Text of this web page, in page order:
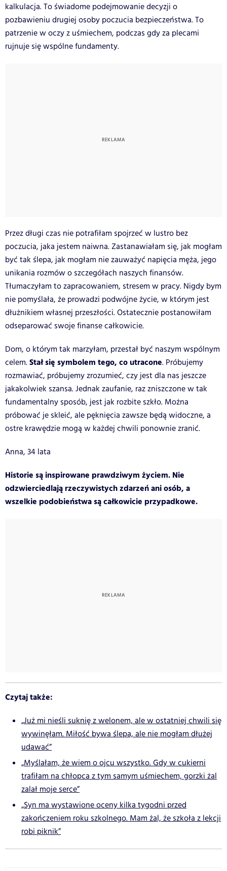
kalkulacja. To świadome podejmowanie decyzji o
pozbawieniu drugiej osoby poczucia bezpieczeństwa. To
patrzenie w oczy z uśmiechem, podczas gdy za plecami
rujnuje się wspólne fundamenty.
Przez długi czas nie potrafiłam spojrzeć w lustro bez
poczucia, jaka jestem naiwna. Zastanawiałam się, jak mogłam
być tak ślepa, jak mogłam nie zauważyć napięcia męża, jego
unikania rozmów o szczegółach naszych finansów.
Tłumaczyłam to zapracowaniem, stresem w pracy. Nigdy bym
nie pomyślała, że prowadzi podwójne życie, w którym jest
dłużnikiem własnej przeszłości. Ostatecznie postanowiłam
odseparować swoje finanse całkowicie.
Dom, o którym tak marzyłam, przestał być naszym wspólnym
celem.Stał się symbolem tego, co utracone. Próbujemy
rozmawiać, próbujemy zrozumieć, czy jest dla nas jeszcze
jakakolwiek szansa. Jednak zaufanie, raz zniszczone w tak
fundamentalny sposób, jest jak rozbite szkło. Można
próbować je skleić, ale pęknięcia zawsze będą widoczne, a
ostre krawędzie mogą w każdej chwili ponownie zranić.
Anna, 34 lata
Historie są inspirowane prawdziwym życiem. Nie
odzwierciedlają rzeczywistych zdarzeń ani osób, a
wszelkie podobieństwa są całkowicie przypadkowe.
Czytaj także:
„Już mi nieśli suknię z welonem, ale w ostatniej chwili się
wywinęłam. Miłość bywa ślepa, ale nie mogłam dłużej
udawać”
„Myślałam, że wiem o ojcu wszystko. Gdy w cukierni
trafiłam na chłopca z tym samym uśmiechem, gorzki żal
zalał moje serce”
„Syn ma wystawione oceny kilka tygodni przed
zakończeniem roku szkolnego. Mam żal, że szkoła z lekcji
robi piknik”